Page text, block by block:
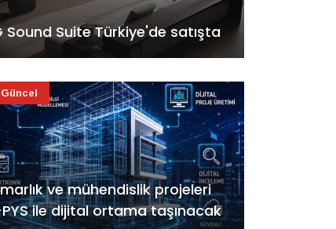
Sound Suite Türkiye'de satışta
ve mühendislik projeleri
ile dijital ortama taşınacak
Güncel